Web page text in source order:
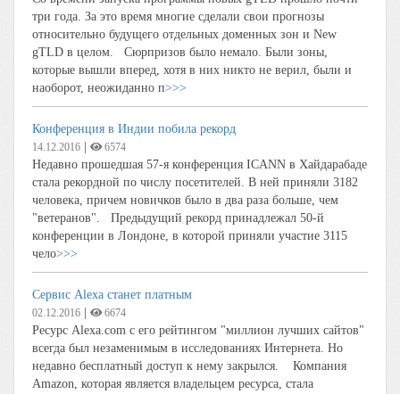
три года. За это время многие сделали свои прогнозы
относительно будущего отдельных доменных зон и New
gTLD в целом. Сюрпризов было немало. Были зоны,
которые вышли вперед, хотя в них никто не верил, были и
наоборот, неожиданно п>>>
Конференция в Индии побила рекорд
14.12.2016 6574
Недавно прошедшая 57-я конференция ICANN в Хайдарабаде
стала рекордной по числу посетителей. В ней приняли 3182
человека, причем новичков было в два раза больше, чем
"ветеранов". Предыдущий рекорд принадлежал 50-й
конференции в Лондоне, в которой приняли участие 3115
чело>>>
Сервис Alexa cтанет платным
02.12.2016 6674
Ресурс Alexa.com с его рейтингом "миллион лучших сайтов"
всегда был незаменимым в исследованиях Интернета. Но
недавно бесплатный доступ к нему закрылся. Компания
Amazon, которая является владельцем ресурса, стала